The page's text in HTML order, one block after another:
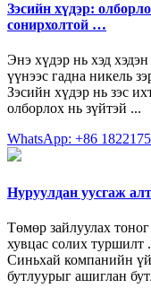
Зэсийн хүдэр:
сонирхолтой …
Энэ хүдэр нь хэд
үүнээс гадна никель
Зэсийн хүдэр нь зэс
олборлох нь зүйтэй ...
WhatsApp: +86
Нуруулдан уусгаж
Төмөр зайлуулах
хувцас солих туршилт
Синьхай компанийн
бутлуурыг ашиглан